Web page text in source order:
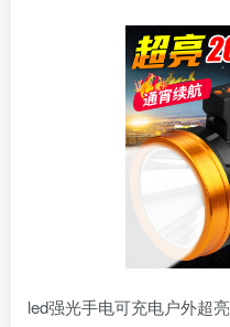
led强光手电可充电户外超亮